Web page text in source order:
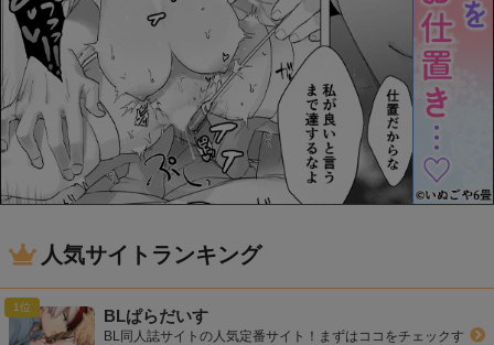
人気サイトランキング
BLぱらだいす
BL同人誌サイトの人気定番サイト！まずはココをチェックす